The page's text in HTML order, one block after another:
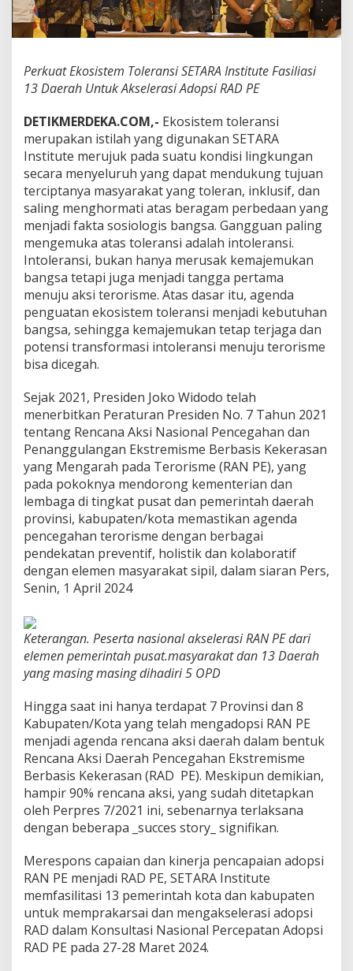
r
a
n
i
S
E
A
R
A
I
n
s
t
i
t
u
t
e
F
a
s
i
l
s
i
1
3
D
a
e
r
a
h
U
n
t
u
s
e
l
e
a
s
i
A
d
o
p
s
i
R
D
P
Perkuat Ekosistem Toleransi SETARA Institute Fasiliasi
13 Daerah Untuk Akselerasi Adopsi RAD PE
DETIKMERDEKA.COM,- Ekosistem toleransi
merupakan istilah yang digunakan SETARA
Institute merujuk pada suatu kondisi lingkungan
secara menyeluruh yang dapat mendukung tujuan
terciptanya masyarakat yang toleran, inklusif, dan
saling menghormati atas beragam perbedaan yang
menjadi fakta sosiologis bangsa. Gangguan paling
mengemuka atas toleransi adalah intoleransi.
Intoleransi, bukan hanya merusak kemajemukan
bangsa tetapi juga menjadi tangga pertama
menuju aksi terorisme. Atas dasar itu, agenda
penguatan ekosistem toleransi menjadi kebutuhan
bangsa, sehingga kemajemukan tetap terjaga dan
potensi transformasi intoleransi menuju terorisme
bisa dicegah.
Sejak 2021, Presiden Joko Widodo telah
menerbitkan Peraturan Presiden No. 7 Tahun 2021
tentang Rencana Aksi Nasional Pencegahan dan
Penanggulangan Ekstremisme Berbasis Kekerasan
yang Mengarah pada Terorisme (RAN PE), yang
pada pokoknya mendorong kementerian dan
lembaga di tingkat pusat dan pemerintah daerah
provinsi, kabupaten/kota memastikan agenda
pencegahan terorisme dengan berbagai
pendekatan preventif, holistik dan kolaboratif
dengan elemen masyarakat sipil, dalam siaran Pers,
Senin, 1 April 2024
Keterangan. Peserta nasional akselerasi RAN PE dari
elemen pemerintah pusat.masyarakat dan 13 Daerah
yang masing masing dihadiri 5 OPD
Hingga saat ini hanya terdapat 7 Provinsi dan 8
Kabupaten/Kota yang telah mengadopsi RAN PE
menjadi agenda rencana aksi daerah dalam bentuk
Rencana Aksi Daerah Pencegahan Ekstremisme
Berbasis Kekerasan (RAD PE). Meskipun demikian,
hampir 90% rencana aksi, yang sudah ditetapkan
oleh Perpres 7/2021 ini, sebenarnya terlaksana
dengan beberapa _succes story_ signifikan.
Merespons capaian dan kinerja pencapaian adopsi
RAN PE menjadi RAD PE, SETARA Institute
memfasilitasi 13 pemerintah kota dan kabupaten
untuk memprakarsai dan mengakselerasi adopsi
RAD dalam Konsultasi Nasional Percepatan Adopsi
RAD PE pada 27-28 Maret 2024.